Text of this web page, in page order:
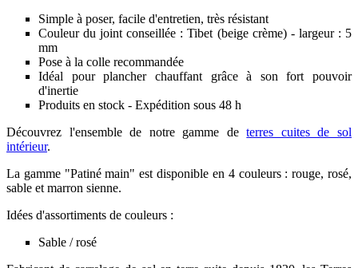
Simple à poser, facile d'entretien, très résistant
Couleur du joint conseillée : Tibet (beige crème) - largeur : 5
mm
Pose à la colle recommandée
Idéal pour plancher chauffant grâce à son fort pouvoir
d'inertie
Produits en stock - Expédition sous 48 h
Découvrez l'ensemble de notre gamme deterres cuites de sol
intérieur.
La gamme "Patiné main" est disponible en 4 couleurs : rouge, rosé,
sable et marron sienne.
Idées d'assortiments de couleurs :
Sable / rosé